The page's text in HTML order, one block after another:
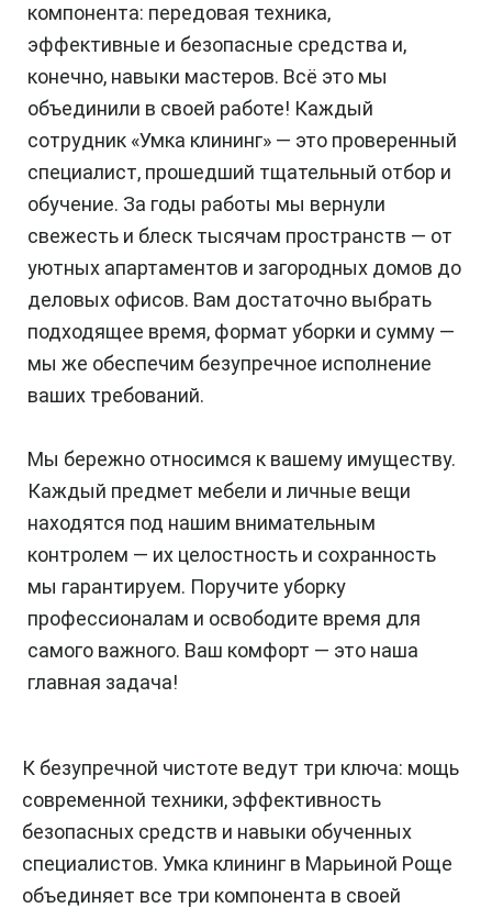
компонента: передовая техника,
эффективные и безопасные средства и,
конечно, навыки мастеров. Всё это мы
объединили в своей работе! Каждый
сотрудник «Умка клининг» — это проверенный
специалист, прошедший тщательный отбор и
обучение. За годы работы мы вернули
свежесть и блеск тысячам пространств — от
уютных апартаментов и загородных домов до
деловых офисов. Вам достаточно выбрать
подходящее время, формат уборки и сумму —
мы же обеспечим безупречное исполнение
ваших требований.
Мы бережно относимся к вашему имуществу.
Каждый предмет мебели и личные вещи
находятся под нашим внимательным
контролем — их целостность и сохранность
мы гарантируем. Поручите уборку
профессионалам и освободите время для
самого важного. Ваш комфорт — это наша
главная задача!
К безупречной чистоте ведут три ключа: мощь
современной техники, эффективность
безопасных средств и навыки обученных
специалистов. Умка клининг в Марьиной Роще
объединяет все три компонента в своей